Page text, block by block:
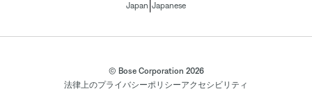
Japan Japanese
© Bose Corporation 2026
法律上のプライバシーポリシーアクセシビリティ